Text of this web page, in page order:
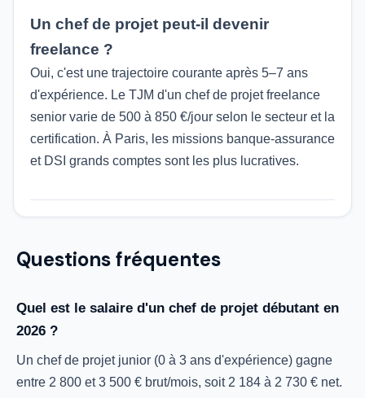
Un chef de projet peut-il devenir
freelance ?
Oui, c'est une trajectoire courante après 5–7 ans
d'expérience. Le TJM d'un chef de projet freelance
senior varie de 500 à 850 €/jour selon le secteur et la
certification. À Paris, les missions banque-assurance
et DSI grands comptes sont les plus lucratives.
Questions fréquentes
Quel est le salaire d'un chef de projet débutant en
2026 ?
Un chef de projet junior (0 à 3 ans d'expérience) gagne
entre 2 800 et 3 500 € brut/mois, soit 2 184 à 2 730 € net.